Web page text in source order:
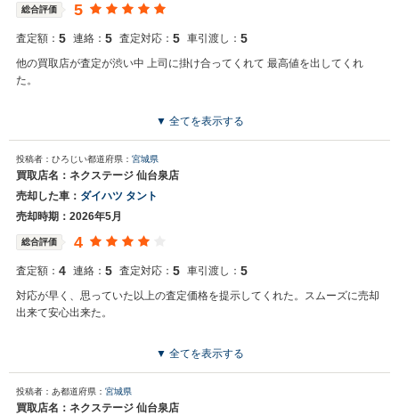
総合評価 5
査定額： 5 連絡： 5 査定対応： 5 車引渡し： 5
他の買取店が査定が渋い中 上司に掛け合ってくれて 最高値を出してくれ
た。
▼ 全てを表示する
投稿者：ひろじい都道府県： 宮城県
買取店名：ネクステージ 仙台泉店
売却した車： ダイハツ タント
売却時期：2026年5月
総合評価 4
査定額： 4 連絡： 5 査定対応： 5 車引渡し： 5
対応が早く、思っていた以上の査定価格を提示してくれた。スムーズに売却
出来て安心出来た。
▼ 全てを表示する
投稿者：あ都道府県： 宮城県
買取店名：ネクステージ 仙台泉店